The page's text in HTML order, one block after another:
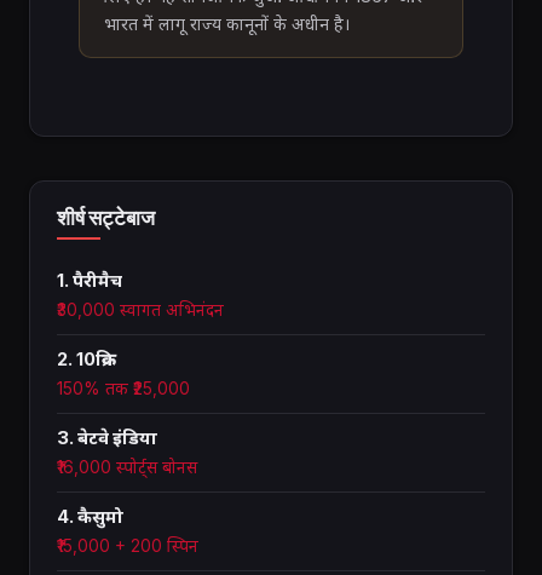
भारत में लागू राज्य कानूनों के अधीन है।
शीर्ष सट्टेबाज
1. पैरीमैच
₹30,000 स्वागत अभिनंदन
2. 10क्रिक
150% तक ₹25,000
3. बेटवे इंडिया
₹16,000 स्पोर्ट्स बोनस
4. कैसुमो
₹15,000 + 200 स्पिन